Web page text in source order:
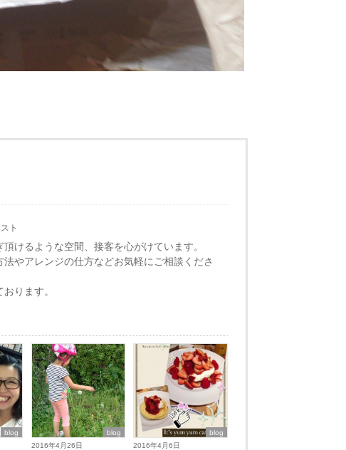
ト
けるような空間、接客を心がけています。
法やアレンジの仕方などお気軽にご相談くださ
ります。
blog
blog
2016年4月26日
blog
2016年4月6日